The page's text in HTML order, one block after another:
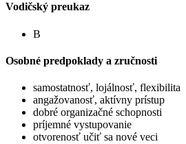
Vodičský preukaz
B
Osobné predpoklady a zručnosti
samostatnosť, lojálnosť, flexibilita
angažovanosť, aktívny prístup
dobré organizačné schopnosti
príjemné vystupovanie
otvorenosť učiť sa nové veci